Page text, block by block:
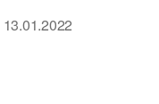
13.01.2022